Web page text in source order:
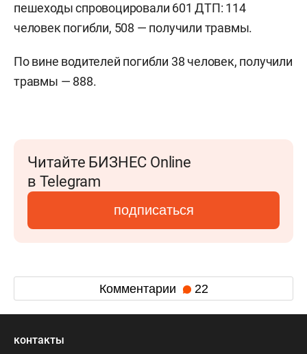
пешеходы спровоцировали 601 ДТП: 114
человек погибли, 508 — получили травмы.
По вине водителей погибли 38 человек, получили
травмы — 888.
Читайте БИЗНЕС Online
в Telegram
подписаться
Комментарии 22
контакты